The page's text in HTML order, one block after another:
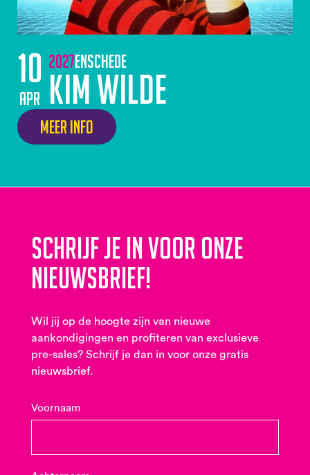
10
apr
2027Enschede
Kim Wilde
Meer info
Schrijf je in voor onze
nieuwsbrief!
Wil jij op de hoogte zijn van nieuwe
aankondigingen en profiteren van exclusieve
pre-sales? Schrijf je dan in voor onze gratis
nieuwsbrief.
Voornaam